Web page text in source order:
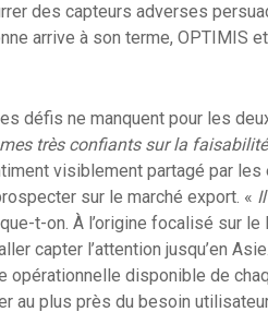
des capteurs adverses
arrive à son terme, OPTIMIS
défis ne manquent pour les
très confiants sur la
visiblement partagé par
sur le marché export. «
t-on. À l’origine focalisé sur le
capter l’attention jusqu’en
opérationnelle disponible de
au plus près du besoin